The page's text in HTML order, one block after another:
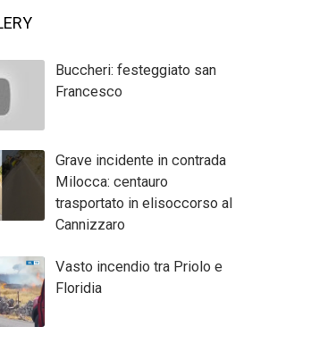
Buccheri: festeggiato san
Francesco
Grave incidente in contrada
Milocca: centauro
trasportato in elisoccorso al
Cannizzaro
Vasto incendio tra Priolo e
Floridia